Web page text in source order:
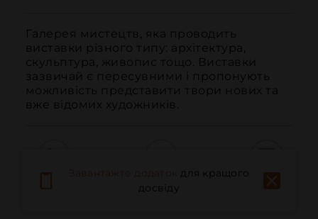
Галерея мистецтв, яка проводить
виставки різного типу: архітектура,
скульптура, живопис тощо. Виставки
зазвичай є пересувними і пропонують
можливість представити твори нових та
вже відомих художників.
Електронна пошта
для кращого
досвіду